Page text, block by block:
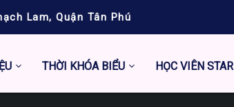
Lam, Quận Tân Phú
THỜI KHÓA BIỂU HỌC VIÊN STAR